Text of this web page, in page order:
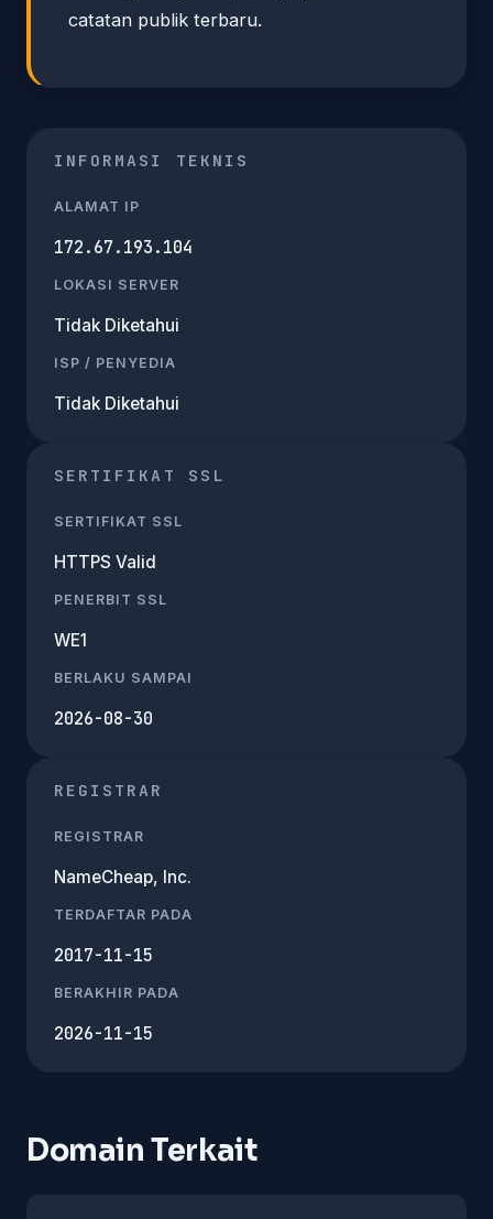
catatan publik terbaru.
INFORMASI TEKNIS
ALAMAT IP
172.67.193.104
LOKASI SERVER
Tidak Diketahui
ISP / PENYEDIA
Tidak Diketahui
SERTIFIKAT SSL
SERTIFIKAT SSL
HTTPS Valid
PENERBIT SSL
WE1
BERLAKU SAMPAI
2026-08-30
REGISTRAR
REGISTRAR
NameCheap, Inc.
TERDAFTAR PADA
2017-11-15
BERAKHIR PADA
2026-11-15
Domain Terkait